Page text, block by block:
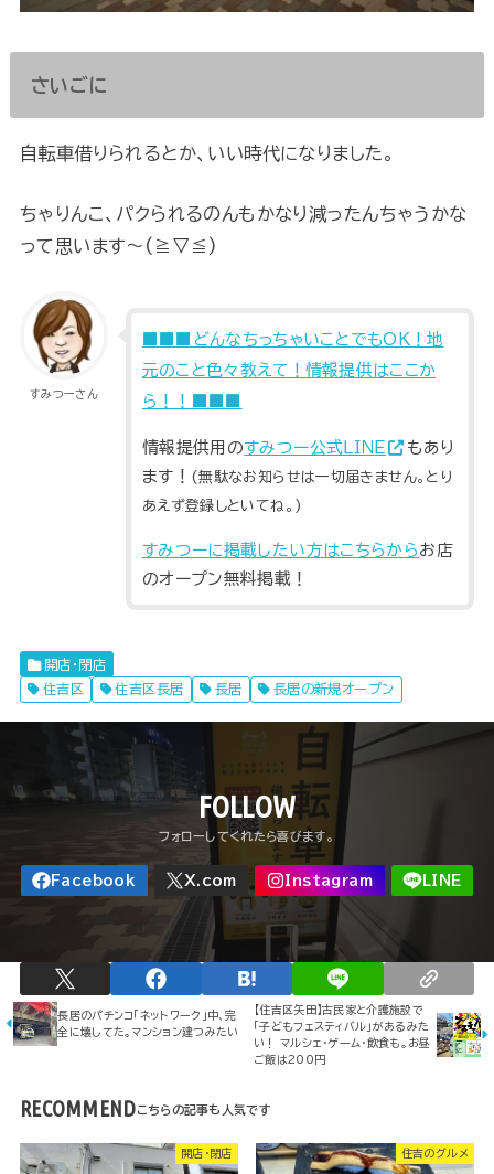
さいごに
自転車借りられるとか、いい時代になりました。
ちゃりんこ、パクられるのんもかなり減ったんちゃうかな
って思います～(≧▽≦)
すみつーさん
■■■どんなちっちゃいことでもOK！地
元のこと色々教えて！情報提供はここか
ら！！■■■
情報提供用のすみつー公式ＬＩＮＥ
もあり
ます！ (無駄なお知らせは一切届きません。とり
あえず登録しといてね。)
すみつーに掲載したい方はこちらから お店
のオープン無料掲載！
開店・閉店
住吉区
住吉区長居 長居 長居の新規オープン
FOLLOW
長居のパチンコ「ネットワーク」中、完
全に壊してた。マンション建つみたい
【住吉区矢田】古民家と介護施設で
「子どもフェスティバル」があるみた
い！ マルシェ・ゲーム・飲食も。お昼
ご飯は200円
RECOMMEND
開店・閉店 住吉のグルメ